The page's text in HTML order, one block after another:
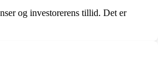
og investorerens tillid. Det er